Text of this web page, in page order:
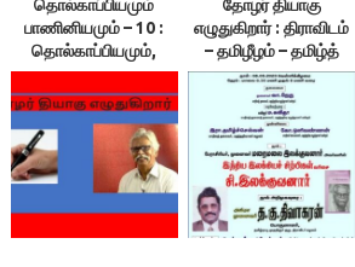
தொல்காப்பியமும்
பாணினியமும் – 10 :
தொல்காப்பியமும்,
திருக்குறளும்
தமிழர்களின் இரண்டு
கண்களாகும். –
இலக்குவனார்
திருவள்ளுவன்
தோழர் தியாகு
எழுதுகிறார் : திராவிடம்
– தமிழீழம் – தமிழ்த்
தேசியம்